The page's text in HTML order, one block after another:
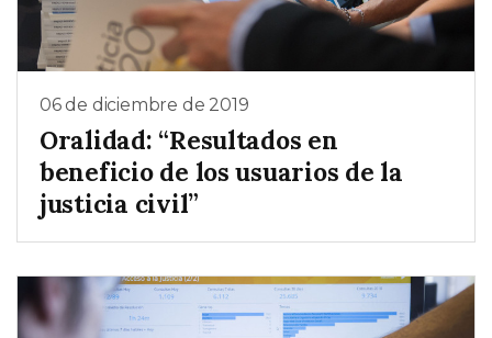
06 de diciembre de 2019
Oralidad: “Resultados en
beneficio de los usuarios de la
justicia civil”